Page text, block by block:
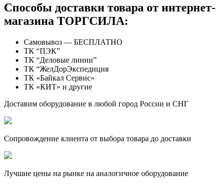
Способы доставки товара от интернет-
магазина ТОРГСИЛА:
Самовывоз — БЕСПЛАТНО
ТК “ПЭК”
ТК “Деловые линии”
ТК “ЖелДорЭкспедиция
ТК «Байкал Сервис»
ТК «КИТ» и другие
Доставим оборудование в любой город России и СНГ
Сопровождение клиента от выбора товара до доставки
Лучшие цены на рынке на аналогичное оборудование